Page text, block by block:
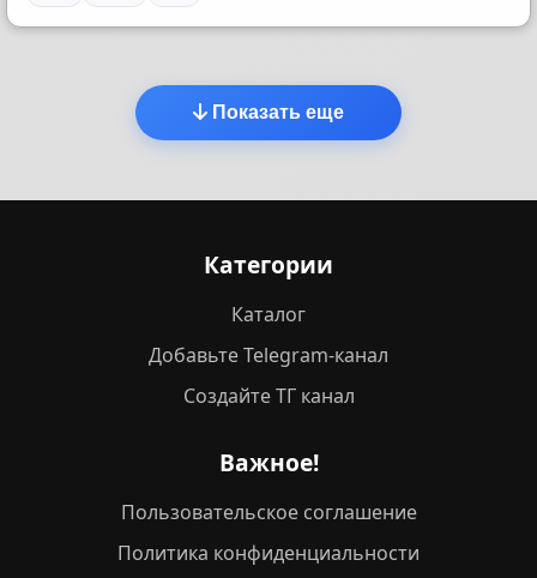
Показать еще
Категории
Каталог
Добавьте Telegram-канал
Создайте ТГ канал
Важное!
Пользовательское соглашение
Политика конфиденциальности